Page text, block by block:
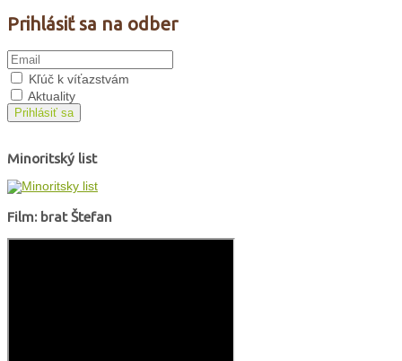
Prihlásiť sa na odber
Kľúč k víťazstvám
Aktuality
Prihlásiť sa
Minoritský list
Film: brat Štefan